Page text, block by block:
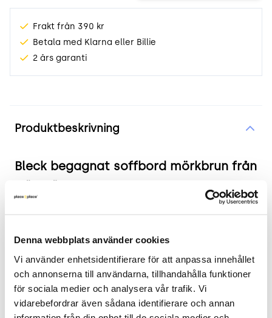
Denna webbplats använder cookies
Vi använder enhetsidentifierare för att anpassa innehållet
och annonserna till användarna, tillhandahålla funktioner
för sociala medier och analysera vår trafik. Vi
vidarebefordrar även sådana identifierare och annan
Frakt från 390 kr
Betala med Klarna eller Billie
2 års garanti
Produktbeskrivning
Bleck begagnat soffbord mörkbrun från
Gärsnäs
Färg och material: Stomme i massiv bok med
en mörkbrun bets. Topp- och bottenskiva
tillverkad av klarglas.
Mått: Längd 75 cm, bredd 75 cm, höjd 40 cm.
Skick: 3/5